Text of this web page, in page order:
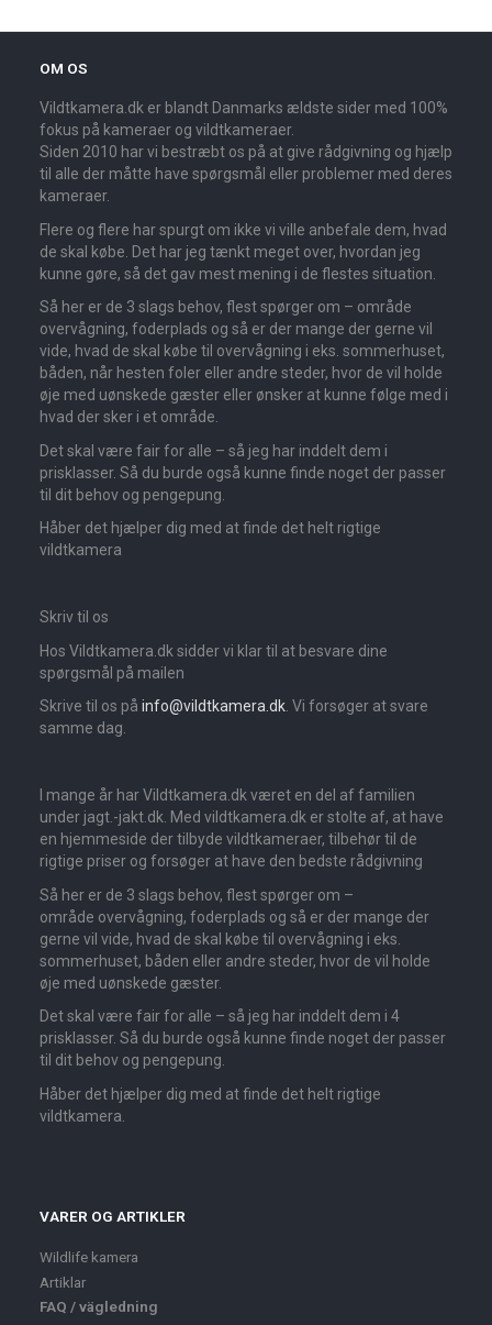
OM OS
Vildtkamera.dk er blandt Danmarks ældste sider med 100%
fokus på kameraer og vildtkameraer.
Siden 2010 har vi bestræbt os på at give rådgivning og hjælp
til alle der måtte have spørgsmål eller problemer med deres
kameraer.
Flere og flere har spurgt om ikke vi ville anbefale dem, hvad
de skal købe. Det har jeg tænkt meget over, hvordan jeg
kunne gøre, så det gav mest mening i de flestes situation.
Så her er de 3 slags behov, flest spørger om – område
overvågning, foderplads og så er der mange der gerne vil
vide, hvad de skal købe til overvågning i eks. sommerhuset,
båden, når hesten foler eller andre steder, hvor de vil holde
øje med uønskede gæster eller ønsker at kunne følge med i
hvad der sker i et område.
Det skal være fair for alle – så jeg har inddelt dem i
prisklasser. Så du burde også kunne finde noget der passer
til dit behov og pengepung.
Håber det hjælper dig med at finde det helt rigtige
vildtkamera
Skriv til os
Hos Vildtkamera.dk sidder vi klar til at besvare dine
spørgsmål på mailen
Skrive til os på info@vildtkamera.dk. Vi forsøger at svare
samme dag.
I mange år har Vildtkamera.dk været en del af familien
under jagt.-jakt.dk. Med vildtkamera.dk er stolte af, at have
en hjemmeside der tilbyde vildtkameraer, tilbehør til de
rigtige priser og forsøger at have den bedste rådgivning
Så her er de 3 slags behov, flest spørger om –
område overvågning, foderplads og så er der mange der
gerne vil vide, hvad de skal købe til overvågning i eks.
sommerhuset, båden eller andre steder, hvor de vil holde
øje med uønskede gæster.
Det skal være fair for alle – så jeg har inddelt dem i 4
prisklasser. Så du burde også kunne finde noget der passer
til dit behov og pengepung.
Håber det hjælper dig med at finde det helt rigtige
vildtkamera.
VARER OG ARTIKLER
Wildlife kamera
Artiklar
FAQ / vägledning